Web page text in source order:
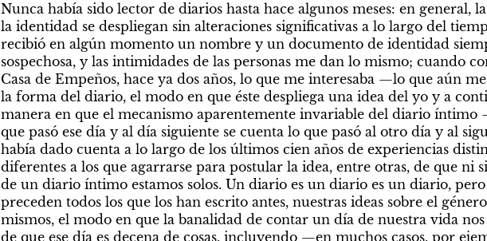
Nunca había sido lector de diarios hasta hace algunos meses: en general,
la identidad se despliegan sin alteraciones significativas a lo largo del
recibió en algún momento un nombre y un documento de identidad
sospechosa, y las intimidades de las personas me dan lo mismo; cuando
Casa de Empeños, hace ya dos años, lo que me interesaba —lo que aún
la forma del diario, el modo en que éste despliega una idea del yo y a
manera en que el mecanismo aparentemente invariable del diario íntimo
que pasó ese día y al día siguiente se cuenta lo que pasó al otro día y al
había dado cuenta a lo largo de los últimos cien años de experiencias
diferentes a los que agarrarse para postular la idea, entre otras, de que ni
de un diario íntimo estamos solos. Un diario es un diario es un diario,
preceden todos los que los han escrito antes, nuestras ideas sobre el
mismos, el modo en que la banalidad de contar un día de nuestra vida
de que ese día es decena de cosas, incluyendo —en muchos casos, por